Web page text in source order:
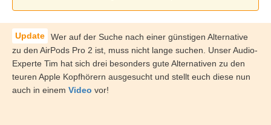
Wer auf der Suche nach einer günstigen Alternative
zu den AirPods Pro 2 ist, muss nicht lange suchen. Unser Audio-
Experte Tim hat sich drei besonders gute Alternativen zu den
teuren Apple Kopfhörern ausgesucht und stellt euch diese nun
auch in einem Video vor!